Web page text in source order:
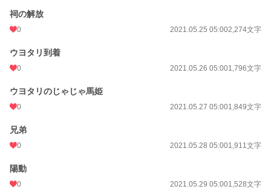
祠の解放
0 2021.05.25 05:002,274文字
ウヨタリ到着
0 2021.05.26 05:001,796文字
ウヨタリのじゃじゃ馬姫
0 2021.05.27 05:001,849文字
兄弟
0 2021.05.28 05:001,911文字
陽動
0 2021.05.29 05:001,528文字